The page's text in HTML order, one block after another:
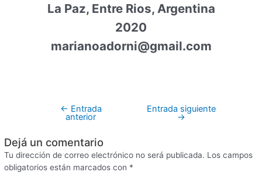
La Paz, Entre Rios, Argentina
2020
marianoadorni@gmail.com
← Entrada
anterior
Entrada siguiente
→
Dejá un comentario
Tu dirección de correo electrónico no será publicada. Los campos
obligatorios están marcados con *